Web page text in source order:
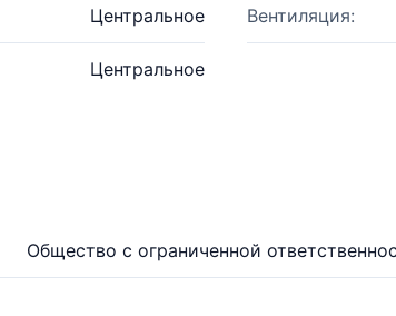
Центральное Вентиляция:
Центральное
Общество с ограниченной